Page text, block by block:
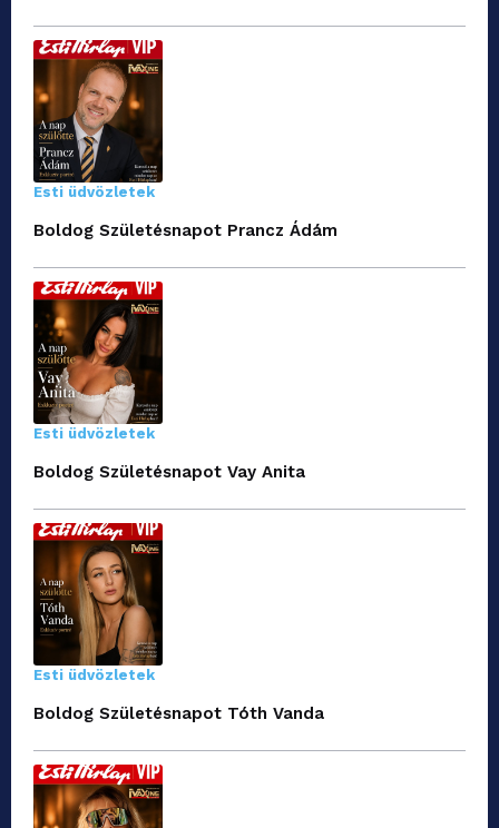
Esti üdvözletek
Boldog Születésnapot Prancz Ádám
Esti üdvözletek
Boldog Születésnapot Vay Anita
Esti üdvözletek
Boldog Születésnapot Tóth Vanda